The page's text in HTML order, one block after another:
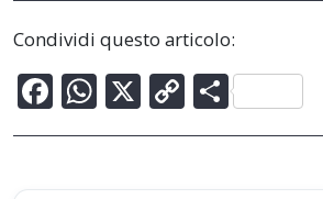
Condividi questo articolo:
F
ac
W
h
X C
o
C
o